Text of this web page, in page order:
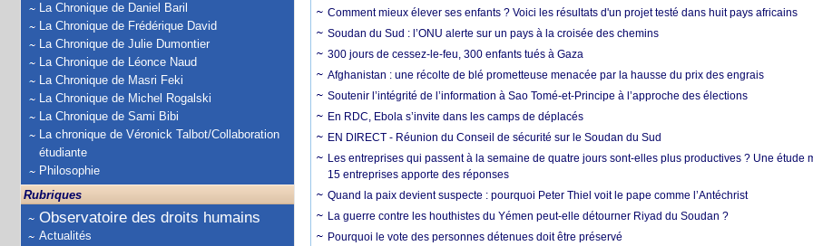
La Chronique de Daniel Baril
La Chronique de Frédérique David
La Chronique de Julie Dumontier
La Chronique de Léonce Naud
La Chronique de Masri Feki
La Chronique de Michel Rogalski
La Chronique de Sami Bibi
La chronique de Véronick Talbot/Collaboration
étudiante
Philosophie
Rubriques
Observatoire des droits humains
Actualités
Comment mieux élever ses enfants ? Voici les résultats d'un projet testé dans huit pays africains
Soudan du Sud : l’ONU alerte sur un pays à la croisée des chemins
300 jours de cessez-le-feu, 300 enfants tués à Gaza
Afghanistan : une récolte de blé prometteuse menacée par la hausse du prix des engrais
Soutenir l’intégrité de l’information à Sao Tomé-et-Principe à l’approche des élections
En RDC, Ebola s’invite dans les camps de déplacés
EN DIRECT - Réunion du Conseil de sécurité sur le Soudan du Sud
Les entreprises qui passent à la semaine de quatre jours sont-elles plus productives ? Une étude
15 entreprises apporte des réponses
Quand la paix devient suspecte : pourquoi Peter Thiel voit le pape comme l’Antéchrist
La guerre contre les houthistes du Yémen peut-elle détourner Riyad du Soudan ?
Pourquoi le vote des personnes détenues doit être préservé